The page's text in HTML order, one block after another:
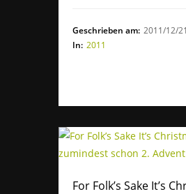
Geschrieben am: 2011/12/21
In: 2011
For Folk’s Sake It’s